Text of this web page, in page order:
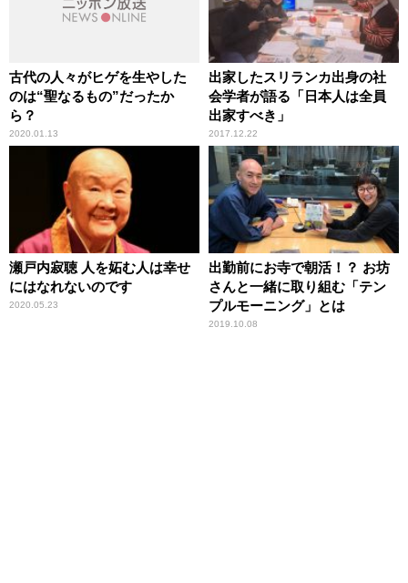
古代の人々がヒゲを生やした
のは“聖なるもの”だったか
ら？
2020.01.13
出家したスリランカ出身の社
会学者が語る「日本人は全員
出家すべき」
2017.12.22
瀬戸内寂聴 人を妬む人は幸せ
にはなれないのです
2020.05.23
出勤前にお寺で朝活！？ お坊
さんと一緒に取り組む「テン
プルモーニング」とは
2019.10.08